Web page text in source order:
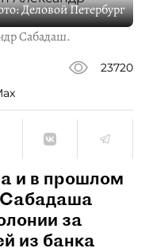
Деловой Петербург
Сабадаш.
23720
и в прошлом
Сабадаша
за
из банка